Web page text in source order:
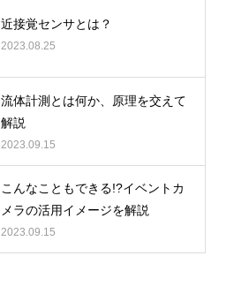
近接覚センサとは？
2023.08.25
流体計測とは何か、原理を交えて
解説
2023.09.15
こんなこともできる!?イベントカ
メラの活用イメージを解説
2023.09.15